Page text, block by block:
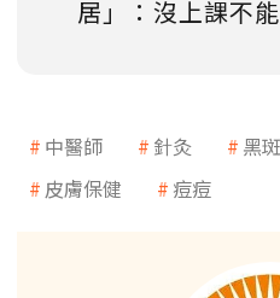
居」：沒上課不
中醫師 針灸 黑斑
皮膚保健
痘痘